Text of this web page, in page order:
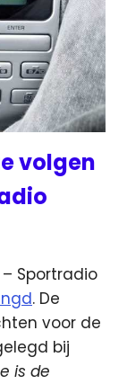
volgen
Sportradio
. De
voor de
bij
is de